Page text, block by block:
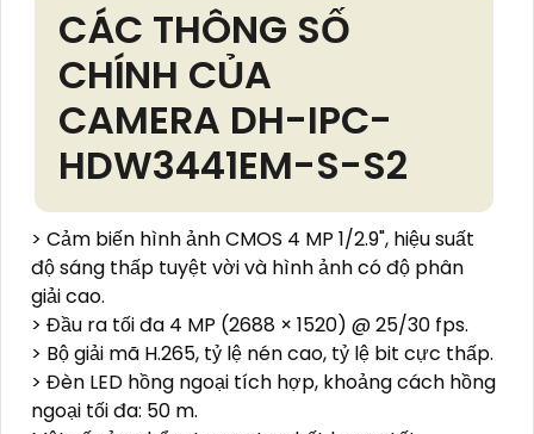
CÁC THÔNG SỐ
CHÍNH CỦA
CAMERA DH-IPC-
HDW3441EM-S-S2
> Cảm biến hình ảnh CMOS 4 MP 1/2.9", hiệu suất
độ sáng thấp tuyệt vời và hình ảnh có độ phân
giải cao.
> Đầu ra tối đa 4 MP (2688 × 1520) @ 25/30 fps.
> Bộ giải mã H.265, tỷ lệ nén cao, tỷ lệ bit cực thấp.
> Đèn LED hồng ngoại tích hợp, khoảng cách hồng
ngoại tối đa: 50 m.